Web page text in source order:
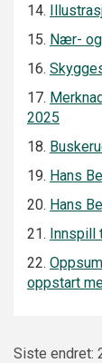
14.
15. Nær-
16.
17.
2025
18.
19. Hans
20. Hans
21. Innspill
22.
oppstart
Siste endret: